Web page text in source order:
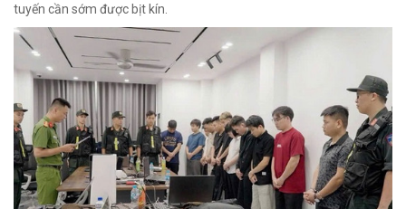
tuyến cần sớm được bịt kín.